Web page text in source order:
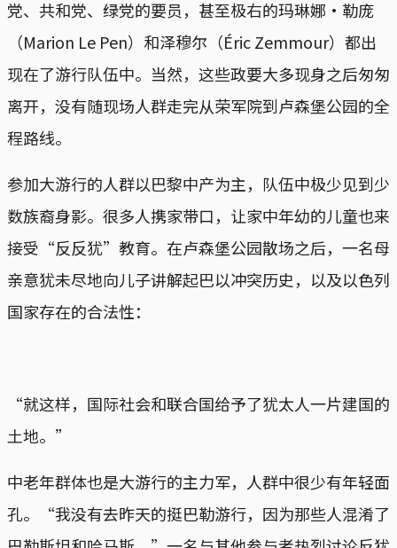
党、共和党、绿党的要员，甚至极右的玛琳娜·勒庞
（Marion Le Pen）和泽穆尔（Éric Zemmour）都出
现在了游行队伍中。当然，这些政要大多现身之后匆匆
离开，没有随现场人群走完从荣军院到卢森堡公园的全
程路线。
参加大游行的人群以巴黎中产为主，队伍中极少见到少
数族裔身影。很多人携家带口，让家中年幼的儿童也来
接受“反反犹”教育。在卢森堡公园散场之后，一名母
亲意犹未尽地向儿子讲解起巴以冲突历史，以及以色列
国家存在的合法性：
“就这样，国际社会和联合国给予了犹太人一片建国的
土地。”
中老年群体也是大游行的主力军，人群中很少有年轻面
孔。“我没有去昨天的挺巴勒游行，因为那些人混淆了